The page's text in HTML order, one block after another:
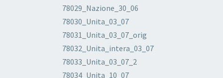
78029_Nazione_30_06
78030_Unita_03_07
78031_Unita_03_07_orig
78032_Unita_intera_03_07
78033_Unita_03_07_2
78034_Unita_10_07